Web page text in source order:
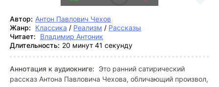
Автор: Антон Павлович Чехов
Жанр:
Классика / Реализм / Рассказы
Читает:
Владимир Антоник
Длительность: 20 минут 41 секунду
Аннотация к аудиокниге:
Это ранний сатирический
рассказ Антона Павловича Чехова, обличающий произвол,